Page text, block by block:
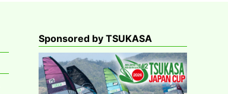
Sponsored by TSUKASA